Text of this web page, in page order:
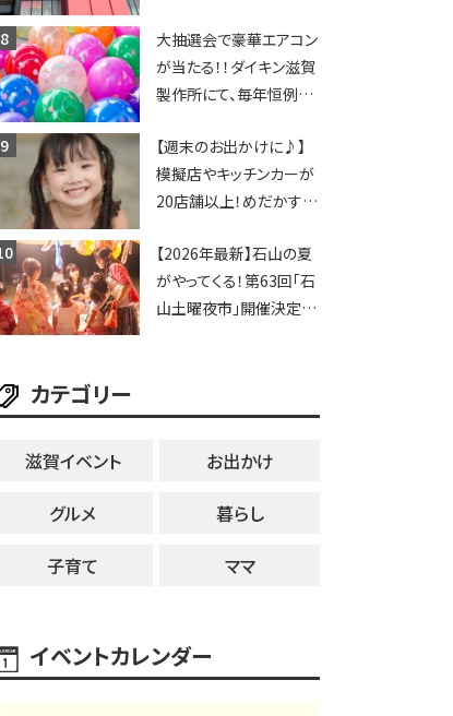
レーンゲームで青果や日
用品までゲットできる新
スポット！
大抽選会で豪華エアコン
が当たる！！ダイキン滋賀
製作所にて、毎年恒例
日】
【週末のお出かけに♪】
模擬店やキッチンカーが
20店舗以上！めだかすく
ソングライターによるライ
ブなど。【和邇ふれあい夏
祭り】
【2026年最新】石山の夏
がやってくる！第63回「石
山土曜夜市」開催決定！
カテゴリー
滋賀イベント
お出かけ
グルメ
暮らし
子育て
ママ
イベントカレンダー